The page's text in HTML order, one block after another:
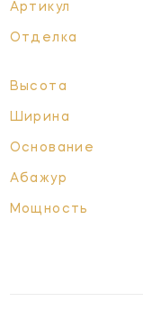
Артикул
Отделка
Высота
Ширина
Основание
Абажур
Мощность